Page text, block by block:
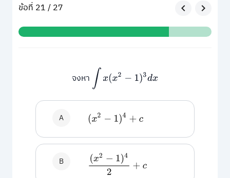
ข้อที่ 21 / 27
จงหา x(x2−1 x
A (x2− 1) 4+c
B x2− 1)42+c